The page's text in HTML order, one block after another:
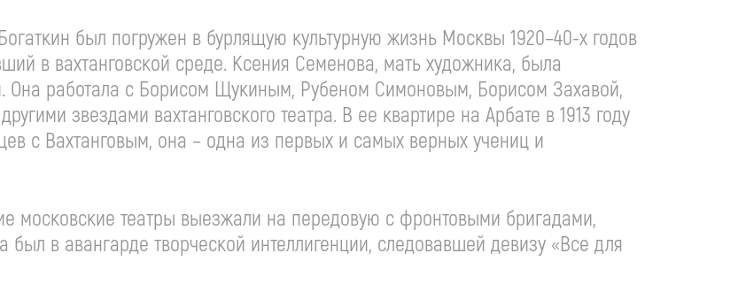
был погружен в бурлящую культурную жизнь Москвы 1920–40-х годов
в вахтанговской среде. Ксения Семенова, мать художника, была
Она работала с Борисом Щукиным, Рубеном Симоновым, Борисом Захавой,
звездами вахтанговского театра. В ее квартире на Арбате в 1913 году
с Вахтанговым, она – одна из первых и самых верных учениц и
московские театры выезжали на передовую с фронтовыми бригадами,
был в авангарде творческой интеллигенции, следовавшей девизу «Все для